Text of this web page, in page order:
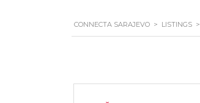
CONNECTA SARAJEVO > LISTINGS >